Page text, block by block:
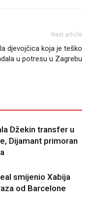
Next article
djevojčica koja je teško
u potresu u Zagrebu
Džekin transfer u
Dijamant primoran
smijenio Xabija
od Barcelone